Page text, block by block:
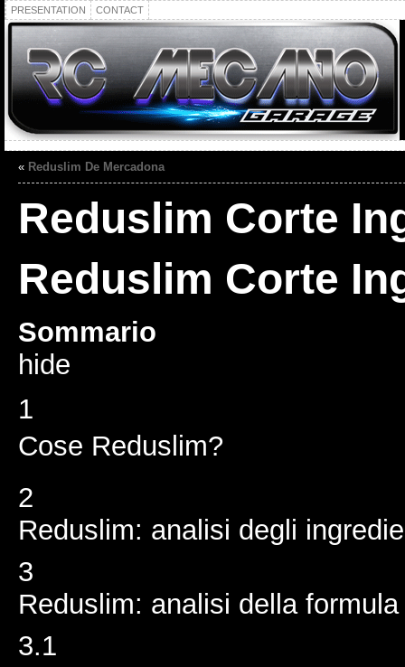
PRESENTATION CONTACT
« Reduslim De Mercadona
Reduslim Corte
Reduslim Corte
Sommario
hide
1
Cose Reduslim?
2
Reduslim: analisi degli
3
Reduslim: analisi della formula
3.1